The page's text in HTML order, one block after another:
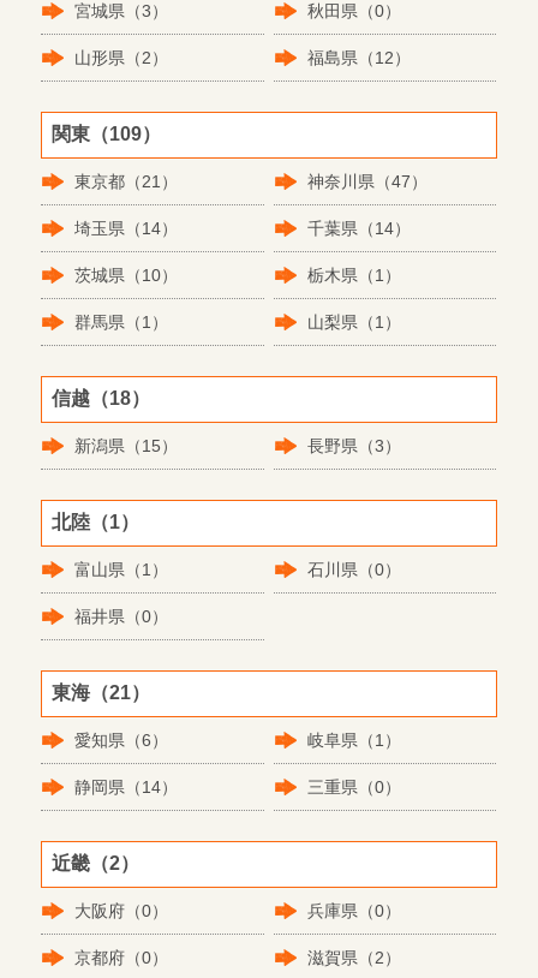
宮城県（3） 秋田県（0）
山形県（2） 福島県（12）
関東（109）
東京都（21） 神奈川県（47）
埼玉県（14） 千葉県（14）
茨城県（10） 栃木県（1）
群馬県（1） 山梨県（1）
信越（18）
新潟県（15） 長野県（3）
北陸（1）
富山県（1） 石川県（0）
福井県（0）
東海（21）
愛知県（6） 岐阜県（1）
静岡県（14） 三重県（0）
近畿（2）
大阪府（0） 兵庫県（0）
京都府（0） 滋賀県（2）